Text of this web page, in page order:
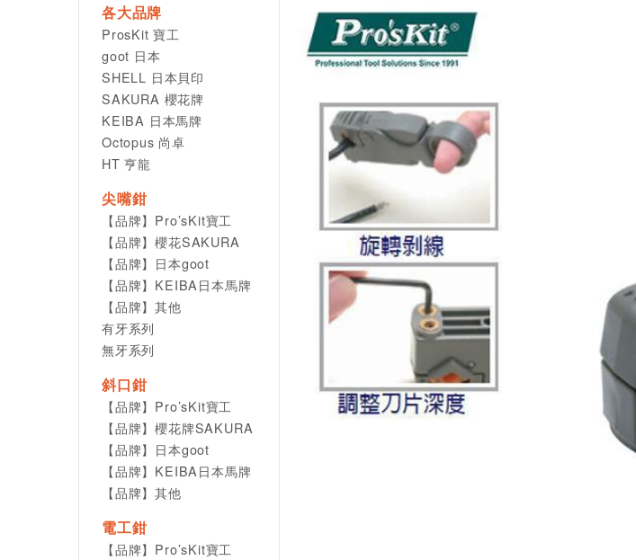
各大品牌
ProsKit 寶工
goot 日本
SHELL 日本貝印
SAKURA 櫻花牌
KEIBA 日本馬牌
Octopus 尚卓
HT 亨龍
尖嘴鉗
【品牌】Pro’sKit寶工
【品牌】櫻花SAKURA
【品牌】日本goot
【品牌】KEIBA日本馬牌
【品牌】其他
有牙系列
無牙系列
斜口鉗
【品牌】Pro’sKit寶工
【品牌】櫻花牌SAKURA
【品牌】日本goot
【品牌】KEIBA日本馬牌
【品牌】其他
電工鉗
【品牌】Pro’sKit寶工